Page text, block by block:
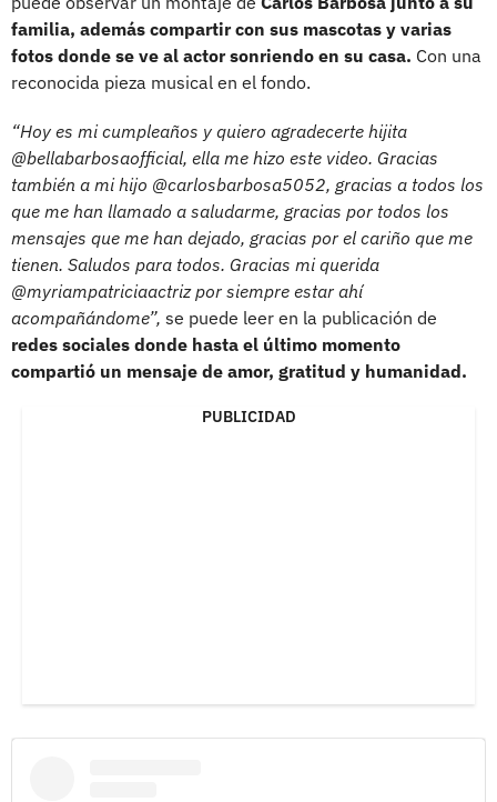
familia, además compartir con sus mascotas y varias
fotos donde se ve al actor sonriendo en su casa. Con una
reconocida pieza musical en el fondo.
“Hoy es mi cumpleaños y quiero agradecerte hijita
@bellabarbosaofficial, ella me hizo este video. Gracias
también a mi hijo @carlosbarbosa5052, gracias a todos los
que me han llamado a saludarme, gracias por todos los
mensajes que me han dejado, gracias por el cariño que me
tienen. Saludos para todos. Gracias mi querida
@myriampatriciaactriz por siempre estar ahí
acompañándome”, se puede leer en la publicación de
redes sociales donde hasta el último momento
compartió un mensaje de amor, gratitud y humanidad.
PUBLICIDAD